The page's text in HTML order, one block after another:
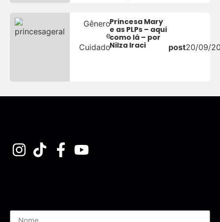
Gênero
e
Cuidado
Princesa Mary
e as PLPs – aqui
como lá – por
Nilza Iraci
post20/09/